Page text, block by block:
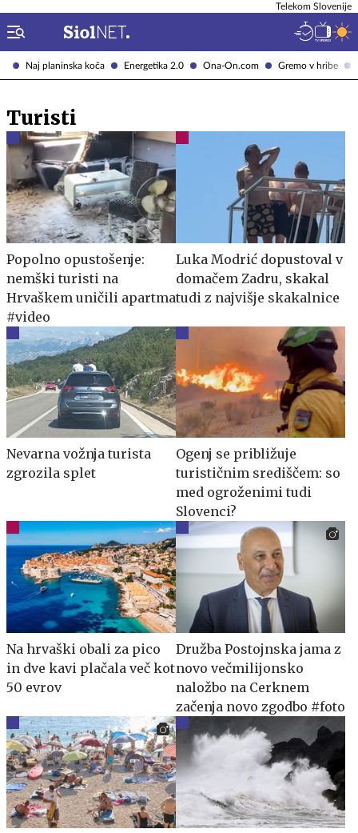
Naj planinska koča Energetika 2.0 Ona-On.com Gremo v hribe
Telekom Slovenije
Turisti
Popolno opustošenje:
nemški turisti na
Hrvaškem uničili apartma
#video
Luka Modrić dopustoval v
domačem Zadru, skakal
tudi z najvišje skakalnice
Nevarna vožnja turista
zgrozila splet
Ogenj se približuje
turističnim središčem: so
med ogroženimi tudi
Slovenci?
Na hrvaški obali za pico
in dve kavi plačala več kot
50 evrov
Družba Postojnska jama z
novo večmilijonsko
naložbo na Cerknem
začenja novo zgodbo #foto